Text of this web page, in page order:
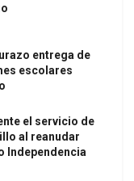
entrega de
escolares
el servicio de
al reanudar
Independencia